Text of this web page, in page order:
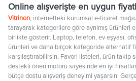
Online alışverişte en uygun
Vitrinon, internetteki kurumsal e-ticaret
tarayarak kategorilere göre ayrılmış ürünleri
birlikte gösterir. Laptop, telefon, ev eşyası,
ürünleri ve daha birçok kategoride alternatif
karşılaştırabilirsin. Favori listeleri, ürün takip
destekli öneri motoru sayesinde en iyi
bütçe dostu alışveriş deneyimi yaşarsın.